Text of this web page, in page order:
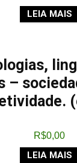
LEIA MAIS
–
R$0,00
LEIA MAIS